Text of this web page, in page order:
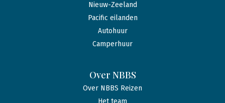
Nieuw-Zeeland
Pacific eilanden
Autohuur
Camperhuur
Over NBBS
Over NBBS Reizen